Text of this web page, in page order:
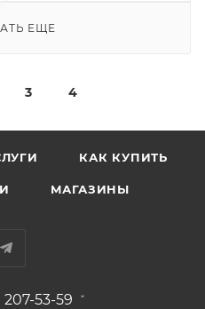
ЕЩЕ
3 4
КАК КУПИТЬ
МАГАЗИНЫ
207-53-59